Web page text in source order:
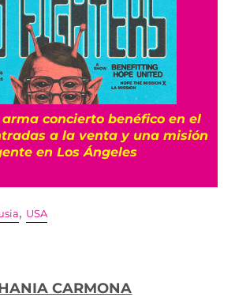
concierto benéfico en el
a la venta y una misión
en Los Ángeles
, USA
CARMONA